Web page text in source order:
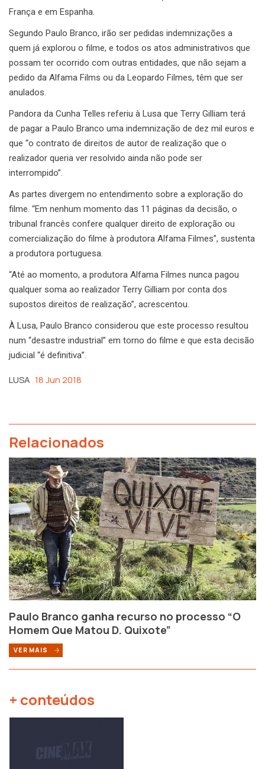
França e em Espanha.
Segundo Paulo Branco, irão ser pedidas indemnizações a
quem já explorou o filme, e todos os atos administrativos que
possam ter ocorrido com outras entidades, que não sejam a
pedido da Alfama Films ou da Leopardo Filmes, têm que ser
anulados.
Pandora da Cunha Telles referiu à Lusa que Terry Gilliam terá
de pagar a Paulo Branco uma indemnização de dez mil euros e
que “o contrato de direitos de autor de realização que o
realizador queria ver resolvido ainda não pode ser
interrompido”.
As partes divergem no entendimento sobre a exploração do
filme. “Em nenhum momento das 11 páginas da decisão, o
tribunal francês confere qualquer direito de exploração ou
comercialização do filme à produtora Alfama Filmes”, sustenta
a produtora portuguesa.
“Até ao momento, a produtora Alfama Filmes nunca pagou
qualquer soma ao realizador Terry Gilliam por conta dos
supostos direitos de realização”, acrescentou.
À Lusa, Paulo Branco considerou que este processo resultou
num “desastre industrial” em torno do filme e que esta decisão
judicial “é definitiva”.
LUSA 18 Jun 2018
Relacionados
Paulo Branco ganha recurso no processo “O
Homem Que Matou D. Quixote”
VER MAIS
+ conteúdos